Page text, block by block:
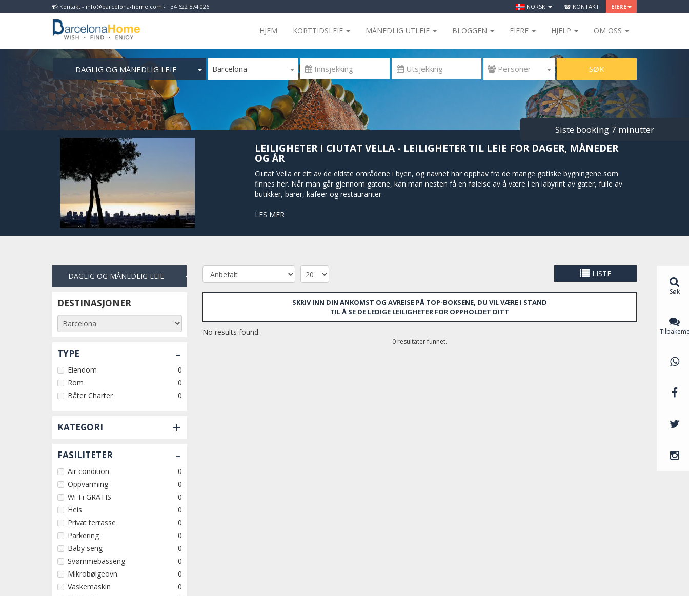
Kontakt - info@barcelona-home.com - +34 622 574 026 NORSK ☎ KONTAKT EIERE
HJEM KORTTIDSLEIE MÅNEDLIG UTLEIE BLOGGEN EIERE HJELP OM OSS
DAGLIG OG MÅNEDLIG LEIE Barcelona  Personer SØK
LEILIGHETER I CIUTAT VELLA - LEILIGHETER TIL LEIE FOR DAGER, MÅNEDER
OG ÅR
Ciutat Vella er ett av de eldste områdene i byen, og navnet har opphav fra de mange gotiske bygningene som
finnes her. Når man går gjennom gatene, kan man nesten få en følelse av å være i en labyrint av gater, fulle av
butikker, barer, kafeer og restauranter.
Man kan lett tilbringe en hel dag i dette distriktet bare med å beundre arkitekturen. Et godt tips er katedralen,
Plaza Catalunya. Stranden og marinaen ligger bare en kort spasertur unna.
OMRÅDER
Barceloneta, Santa Caterina-Born, Raval og Gòtic.
LES MER
DAGLIG OG MÅNEDLIG LEIE
DESTINASJONER
TYPE -
Eiendom
0
Rom
0
Båter Charter
0
KATEGORI +
FASILITETER -
Air condition
0
Oppvarming
0
Wi-Fi GRATIS
0
Heis
0
Privat terrasse
0
Parkering
0
Baby seng
0
Svømmebasseng
0
Mikrobølgeovn
0
Vaskemaskin
0
LISTE
SKRIV INN DIN ANKOMST OG AVREISE PÅ TOP-BOKSENE, DU VIL VÆRE I STAND
TIL Å SE DE LEDIGE LEILIGHETER FOR OPPHOLDET DITT
No results found.
0 resultater funnet.
Siste booking 7 minutter
Søk